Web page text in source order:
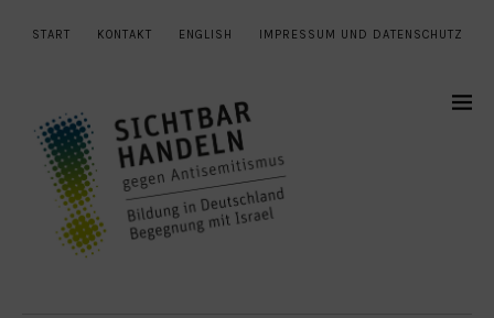
START KONTAKT ENGLISH IMPRESSUM UND DATENSCHUTZ